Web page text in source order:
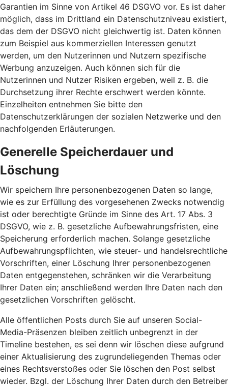
Garantien im Sinne von Artikel 46 DSGVO vor. Es ist daher
möglich, dass im Drittland ein Datenschutzniveau existiert,
das dem der DSGVO nicht gleichwertig ist. Daten können
zum Beispiel aus kommerziellen Interessen genutzt
werden, um den Nutzerinnen und Nutzern spezifische
Werbung anzuzeigen. Auch können sich für die
Nutzerinnen und Nutzer Risiken ergeben, weil z. B. die
Durchsetzung ihrer Rechte erschwert werden könnte.
Einzelheiten entnehmen Sie bitte den
Datenschutzerklärungen der sozialen Netzwerke und den
nachfolgenden Erläuterungen.
Generelle Speicherdauer und
Löschung
Wir speichern Ihre personenbezogenen Daten so lange,
wie es zur Erfüllung des vorgesehenen Zwecks notwendig
ist oder berechtigte Gründe im Sinne des Art. 17 Abs. 3
DSGVO, wie z. B. gesetzliche Aufbewahrungsfristen, eine
Speicherung erforderlich machen. Solange gesetzliche
Aufbewahrungspflichten, wie steuer- und handelsrechtliche
Vorschriften, einer Löschung Ihrer personenbezogenen
Daten entgegenstehen, schränken wir die Verarbeitung
Ihrer Daten ein; anschließend werden Ihre Daten nach den
gesetzlichen Vorschriften gelöscht.
Alle öffentlichen Posts durch Sie auf unseren Social-
Media-Präsenzen bleiben zeitlich unbegrenzt in der
Timeline bestehen, es sei denn wir löschen diese aufgrund
einer Aktualisierung des zugrundeliegenden Themas oder
eines Rechtsverstoßes oder Sie löschen den Post selbst
wieder. Bzgl. der Löschung Ihrer Daten durch den Betreiber